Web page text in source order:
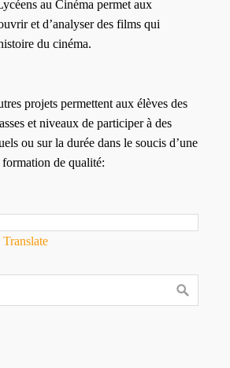
au Cinéma permet aux
et d’analyser des films qui
du cinéma.
projets permettent aux élèves des
et niveaux de participer à des
ou sur la durée dans le soucis d’une
formation de qualité:
Translate